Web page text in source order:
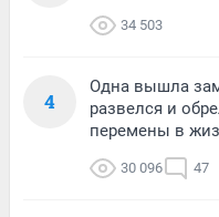
34 503
4
Одна вышла
развелся и
перемены в
30 096 47